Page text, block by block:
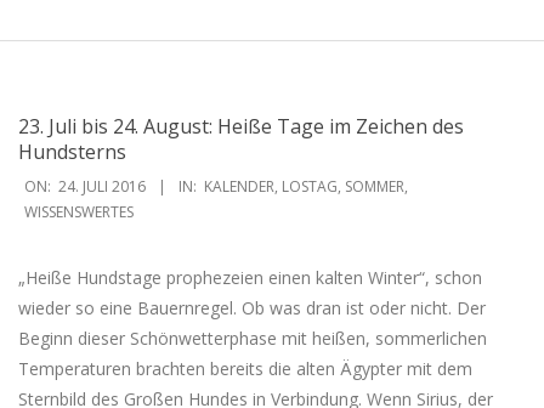
23. Juli bis 24. August: Heiße Tage im Zeichen des
Hundsterns
2016-
07-
ON: 24. JULI 2016 IN: KALENDER, LOSTAG, SOMMER,
WISSENSWERTES
„Heiße Hundstage prophezeien einen kalten Winter“, schon
wieder so eine Bauernregel. Ob was dran ist oder nicht. Der
Beginn dieser Schönwetterphase mit heißen, sommerlichen
Temperaturen brachten bereits die alten Ägypter mit dem
Sternbild des Großen Hundes in Verbindung. Wenn Sirius, der